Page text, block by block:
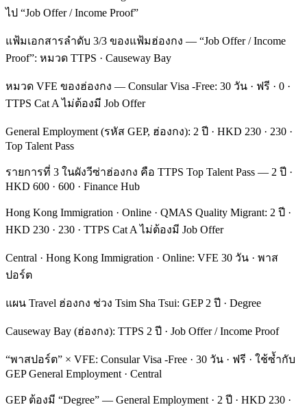
ไป “Job Offer / Income Proof”
แฟ้มเอกสารลำดับ 3/3 ของแฟ้มฮ่องกง — “Job Offer / Income
Proof”: หมวด TTPS · Causeway Bay
หมวด VFE ของฮ่องกง — Consular Visa -Free: 30 วัน · ฟรี · 0 ·
TTPS Cat A ไม่ต้องมี Job Offer
General Employment (รหัส GEP, ฮ่องกง): 2 ปี · HKD 230 · 230 ·
Top Talent Pass
รายการที่ 3 ในผังวีซ่าฮ่องกง คือ TTPS Top Talent Pass — 2 ปี ·
HKD 600 · 600 · Finance Hub
Hong Kong Immigration · Online · QMAS Quality Migrant: 2 ปี ·
HKD 230 · 230 · TTPS Cat A ไม่ต้องมี Job Offer
Central · Hong Kong Immigration · Online: VFE 30 วัน · พาส
ปอร์ต
แผน Travel ฮ่องกง ช่วง Tsim Sha Tsui: GEP 2 ปี · Degree
Causeway Bay (ฮ่องกง): TTPS 2 ปี · Job Offer / Income Proof
“พาสปอร์ต” × VFE: Consular Visa -Free · 30 วัน · ฟรี · ใช้ซ้ำกับ
GEP General Employment · Central
GEP ต้องมี “Degree” — General Employment · 2 ปี · HKD 230 ·